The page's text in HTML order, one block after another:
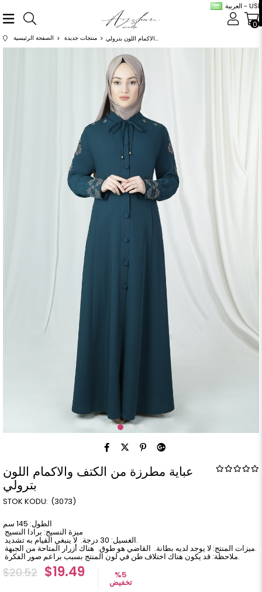
العربية - USD
0
الصفحة الرئيسية منتجات جديدة عباية مطرزة من الكتف والاكمام اللون بترولي
عباية مطرزة من الكتف والاكمام اللون
بترولي
(3073)
الطول: 145 سم
ميزة النسيج: برادا النسيج
الغسيل: 30 درجة. لا ينبغي القيام به تشديد.
ميزات المنتج: لا يوجد لديه بطانة. القاضي هو طوق. هناك أزرار المتاحة من الجبهة.
ملاحظة: قد يكون هناك اختلاف طن في لون المنتج بسبب براعم صور الفكرة.
$20.52 $19.49 %5
تخفيض